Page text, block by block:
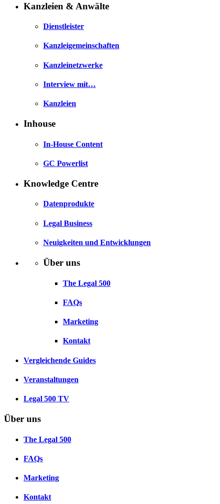
Kanzleien & Anwälte
Dienstleister
Kanzleigemeinschaften
Kanzleinetzwerke
Interview mit…
Kanzleien
Inhouse
In-House Content
GC Powerlist
Knowledge Centre
Datenprodukte
Legal Business
Neuigkeiten und Entwicklungen
Über uns
The Legal 500
FAQs
Marketing
Kontakt
Vergleichende Guides
Veranstaltungen
Legal 500 TV
Über uns
The Legal 500
FAQs
Marketing
Kontakt